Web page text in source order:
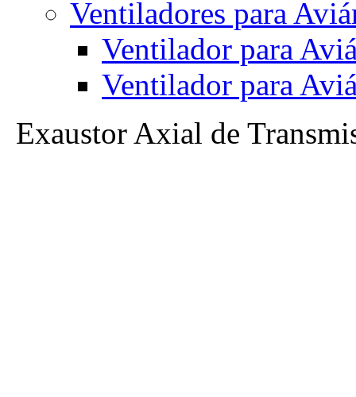
Ventiladores para
Ventilador para
Ventilador para
Exaustor Axial de